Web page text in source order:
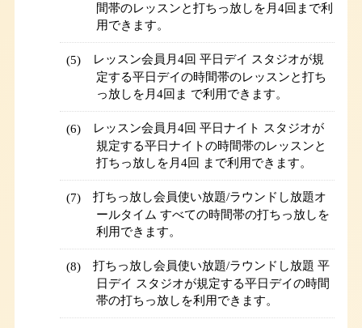
間帯のレッスンと打ちっ放しを月4回まで利
用できます。
レッスン会員月4回 平日デイ スタジオが規
定する平日デイの時間帯のレッスンと打ち
っ放しを月4回ま で利用できます。
レッスン会員月4回 平日ナイト スタジオが
規定する平日ナイトの時間帯のレッスンと
打ちっ放しを月4回 まで利用できます。
打ちっ放し会員使い放題/ラウンドし放題オ
ールタイム すべての時間帯の打ちっ放しを
利用できます。
打ちっ放し会員使い放題/ラウンドし放題 平
日デイ スタジオが規定する平日デイの時間
帯の打ちっ放しを利用できます。